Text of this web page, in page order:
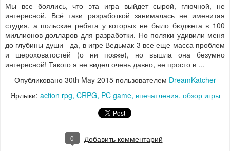
Мы все боялись, что эта игра выйдет сырой, глючной, не
интересной. Всё таки разработкой занималась не именитая
студия, а польские ребята у которых не было бюджета в 100
миллионов долларов для разработки. Но поляки удивили меня
до глубины души - да, в игре Ведьмак 3 все еще масса проблем
и шероховатостей (о ни позже), но вышла она безумно
интересной! Такого я не видел очень давно, не просто в ...
Опубликовано 30th May 2015пользователем DreamKatcher
Ярлыки: action rpg CRPG PC game впечатления обзор игры
0 Добавить комментарий